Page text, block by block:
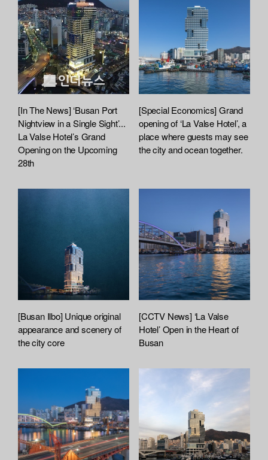
a
r
e
[In The News] ‘Busan Port
Nightview in a Single Sight’...
La Valse Hotel’s Grand
Opening on the Upcoming
28th
[Special Economics] Grand
opening of ‘La Valse Hotel’, a
place where guests may see
the city and ocean together.
[Busan Ilbo] Unique original
appearance and scenery of
the city core
[CCTV News] ‘La Valse
Hotel’ Open in the Heart of
Busan